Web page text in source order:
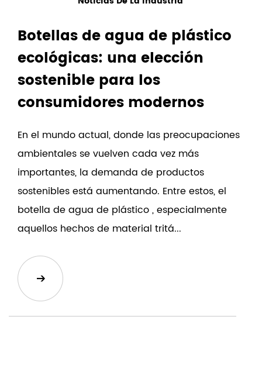
Botellas de agua de plástico
ecológicas: una elección
sostenible para los
consumidores modernos
En el mundo actual, donde las preocupaciones
ambientales se vuelven cada vez más
importantes, la demanda de productos
sostenibles está aumentando. Entre estos, el
botella de agua de plástico , especialmente
aquellos hechos de material tritá...